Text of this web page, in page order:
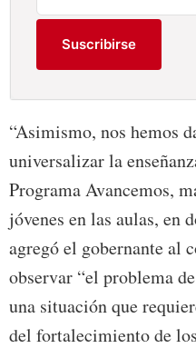
Suscribirse
“Asimismo, nos hemos
universalizar la
Programa Avancemos,
jóvenes en las aulas, en
agregó el gobernante al
observar “el problema
una situación que
del fortalecimiento de